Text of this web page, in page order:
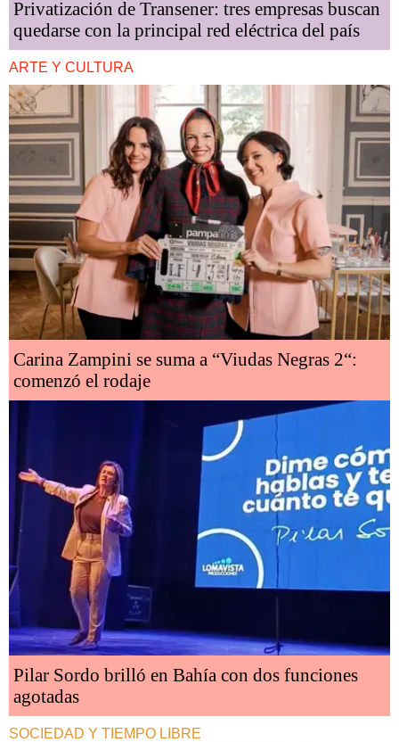
Privatización de Transener: tres empresas buscan
quedarse con la principal red eléctrica del país
ARTE Y CULTURA
Carina Zampini se suma a “Viudas Negras 2“:
comenzó el rodaje
Pilar Sordo brilló en Bahía con dos funciones
agotadas
SOCIEDAD Y TIEMPO LIBRE